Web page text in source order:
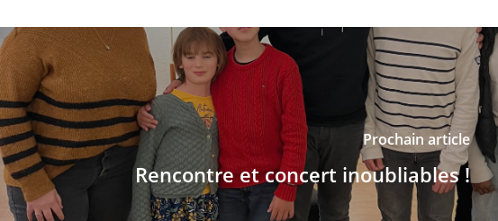
Prochain article
Rencontre et concert inoubliables !